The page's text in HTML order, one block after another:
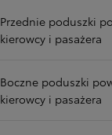
Przednie poduszki
kierowcy i pasażera
Boczne poduszki
kierowcy i pasażera